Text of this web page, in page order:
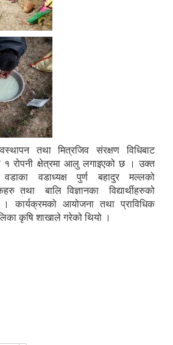
तथा मित्रजिव संरक्षण विधिबाट
१ रोपनी क्षेत्रमा आलु लगाइएको छ । उक्त
वडाका वडाध्यक्ष पुर्ण बहादुर मल्लको
तथा बालि विज्ञानका विद्यार्थीहरुको
कार्यक्रमको आयोजना तथा प्राविधिक
कृषि शाखाले गरेको थियो ।